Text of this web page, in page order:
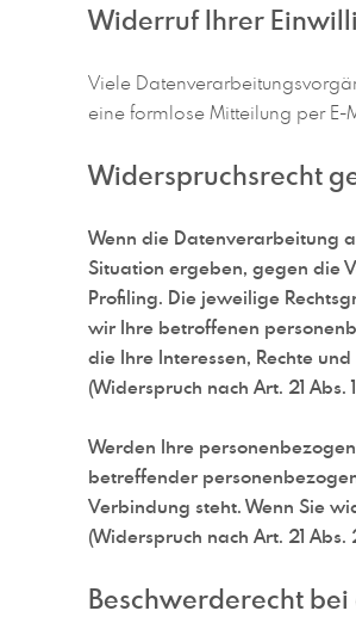
Widerruf Ihrer
Viele
eine formlose Mitteilung per
Widerspruchsrecht
Wenn die Datenverarbeitung
Situation ergeben, gegen die
Profiling. Die jeweilige
wir Ihre betroffenen
die Ihre Interessen, Rechte
(Widerspruch nach Art. 21 Abs.
Werden Ihre
betreffender
Verbindung steht. Wenn Sie
(Widerspruch nach Art. 21 Abs.
Beschwerderecht